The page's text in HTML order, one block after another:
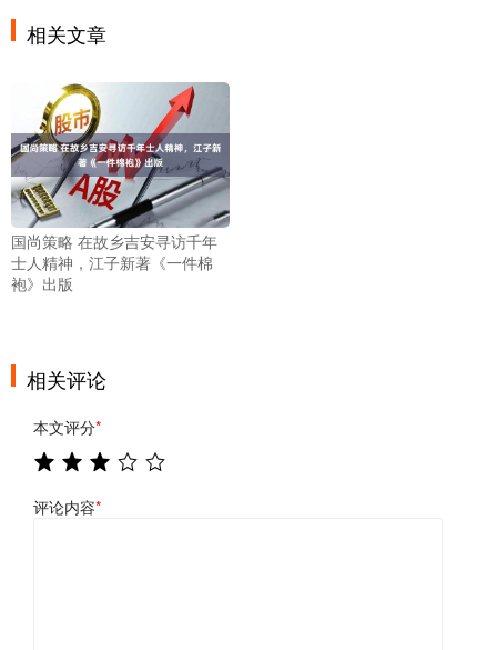
相关文章
国尚策略 在故乡吉安寻访千年
士人精神，江子新著《一件棉
袍》出版
相关评论
本文评分*
评论内容*